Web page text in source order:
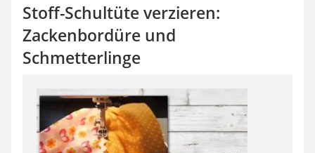
Stoff-Schultüte verzieren:
Zackenbordüre und
Schmetterlinge